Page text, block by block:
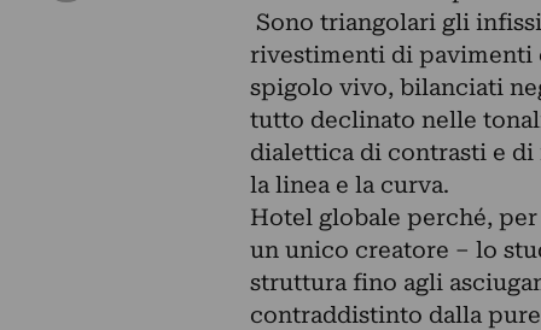
Sono triangolari gli
rivestimenti di pavimenti
spigolo vivo, bilanciati
tutto declinato nelle
dialettica di contrasti e
la linea e la curva.
Hotel globale perché,
un unico creatore – lo
struttura fino agli
contraddistinto dalla